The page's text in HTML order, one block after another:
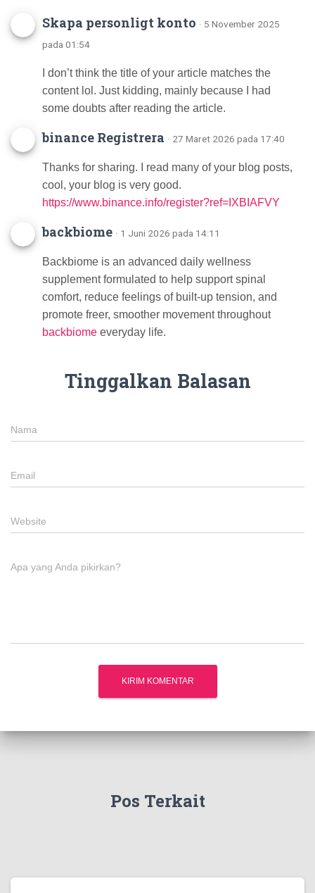
Skapa personligt konto · 5 November 2025
pada 01:54
I don’t think the title of your article matches the
content lol. Just kidding, mainly because I had
some doubts after reading the article.
binance Registrera · 27 Maret 2026 pada 17:40
Thanks for sharing. I read many of your blog posts,
cool, your blog is very good.
https://www.binance.info/register?ref=IXBIAFVY
backbiome · 1 Juni 2026 pada 14:11
Backbiome is an advanced daily wellness
supplement formulated to help support spinal
comfort, reduce feelings of built-up tension, and
promote freer, smoother movement throughout
backbiome everyday life.
Tinggalkan Balasan
Nama
Email
Website
Apa yang Anda pikirkan?
Pos Terkait